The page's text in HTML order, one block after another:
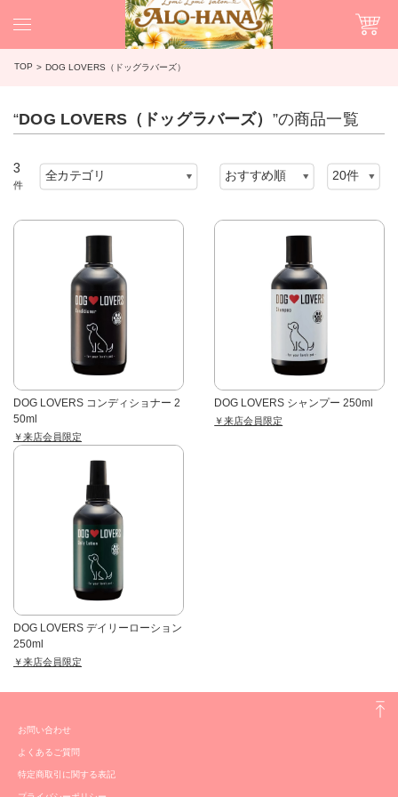
TOP DOG LOVERS（ドッグラバーズ）
“DOG LOVERS（ドッグラバーズ） ”の商品一覧
3
件
DOG LOVERS コンディショナー 2
50ml
￥来店会員限定
DOG LOVERS シャンプー 250ml
￥来店会員限定
DOG LOVERS デイリーローション
250ml
￥来店会員限定
お問い合わせ
よくあるご質問
特定商取引に関する表記